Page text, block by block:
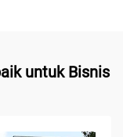
untuk Bisnis